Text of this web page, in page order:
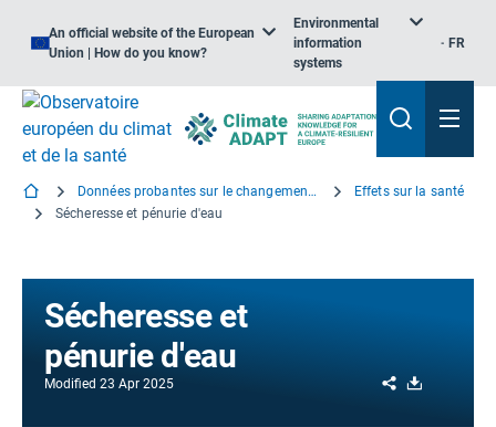
An official website of the European
Union | How do you know?
Environmental
information
systems
FR
Données probantes sur le changement climatique et la santé
Effets sur la santé
Sécheresse et pénurie d'eau
Sécheresse et
pénurie d'eau
Modified 23 Apr 2025 Share